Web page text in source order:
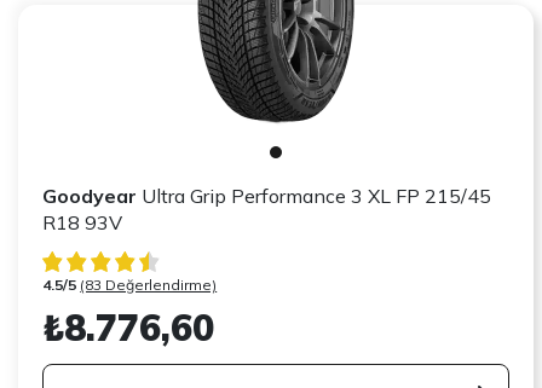
Goodyear Ultra Grip Performance 3 XL FP 215/45
R18 93V
4.5/5 (83 Değerlendirme)
₺8.776,60